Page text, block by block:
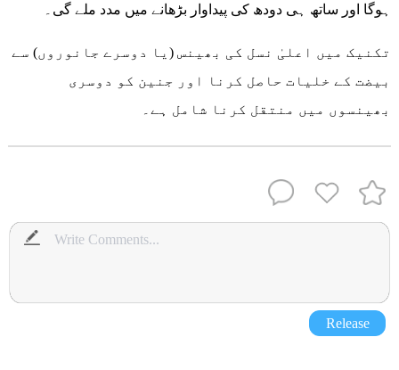
ہوگا اور ساتھ ہی دودھ کی پیداوار بڑھانے میں مدد ملے گی۔
تکنیک میں اعلیٰ نسل کی بھینس (یا دوسرے جانوروں) سے
بیضت کے خلیات حاصل کرنا اور جنین کو دوسری
بھینسوں میں منتقل کرنا شامل ہے۔
Release